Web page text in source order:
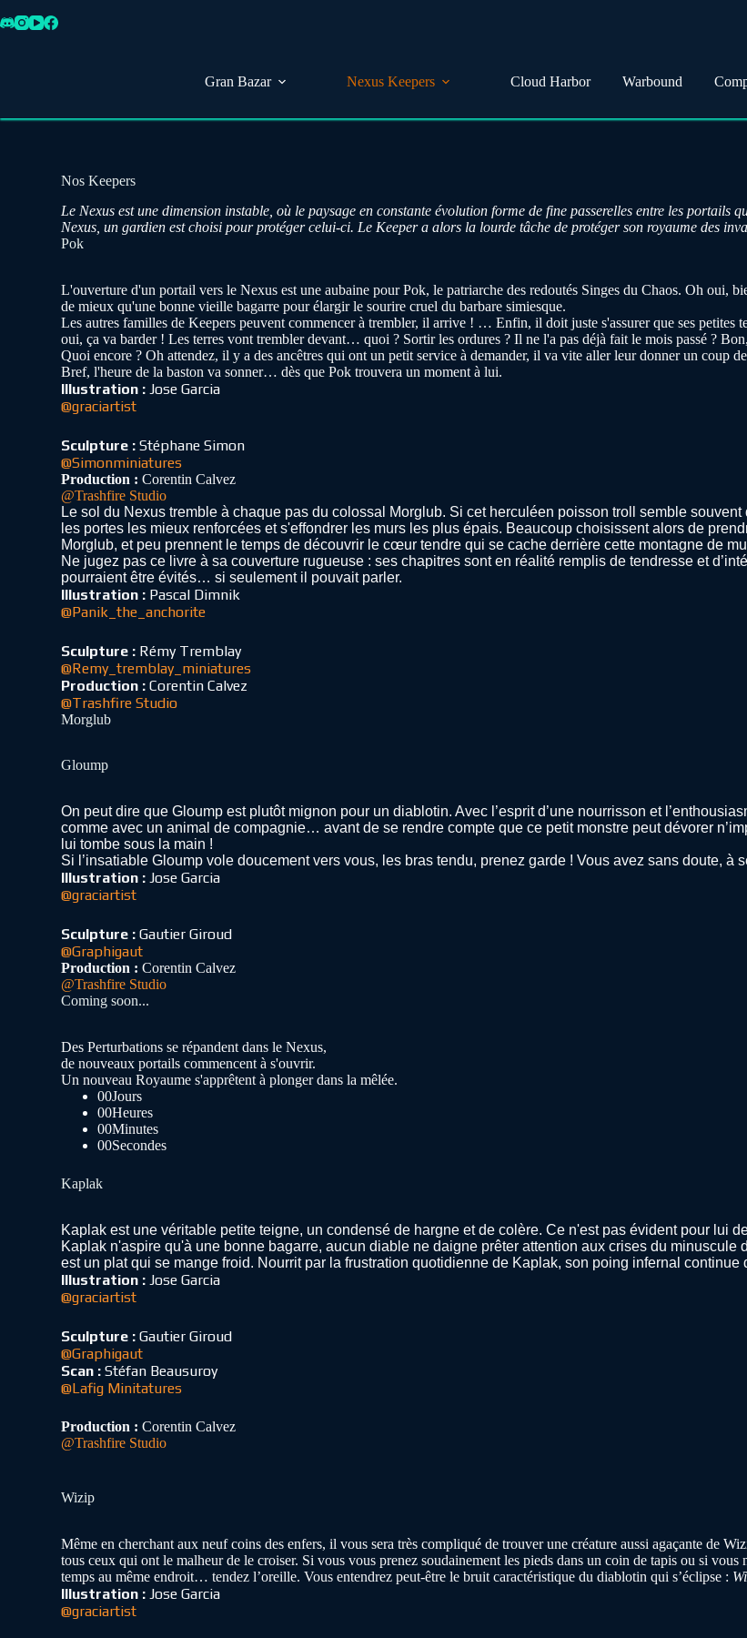
au
Gran Bazar Nexus Keepers Cloud Harbor Warbound
Nos Keepers
Le Nexus est une dimension instable, où le paysage en constante évolution forme de fine passerelles entre les
Nexus, un gardien est choisi pour protéger celui-ci. Le Keeper a alors la lourde tâche de protéger son royaume des
Pok
L'ouverture d'un portail vers le Nexus est une aubaine pour Pok, le patriarche des redoutés Singes du Chaos. Oh oui,
de mieux qu'une bonne vieille bagarre pour élargir le sourire cruel du barbare simiesque.
Les autres familles de Keepers peuvent commencer à trembler, il arrive ! … Enfin, il doit juste s'assurer que ses petites
oui,ça va barder ! Les terres vont trembler devant… quoi ? Sortir les ordures ? Il ne l'a pas déjà fait le mois passé ?
Quoi encore ? Oh attendez, il y a des ancêtres qui ont un petit service à demander, il va vite aller leur donner un coup
Bref, l'heure de la baston va sonner… dès que Pok trouvera un moment à lui.
Illustration : Jose Garcia
@graciartist
Sculpture : Stéphane Simon
@Simonminiatures
Production : Corentin Calvez
@Trashfire Studio
Le sol du Nexus tremble à chaque pas du colossal Morglub. Si cet herculéen poisson troll semble
les portes les mieux renforcées et s'effondrer les murs les plus épais. Beaucoup choisissent alors de
Morglub, et peu prennent le temps de découvrir le cœur tendre qui se cache derrière cette montagne de
Ne jugez pas ce livre à sa couverture rugueuse : ses chapitres sont en réalité remplis de tendresse et
pourraient être évités… si seulement il pouvait parler.
Illustration : Pascal Dimnik
@Panik_the_anchorite
Sculpture : Rémy Tremblay
@Remy_tremblay_miniatures
Production : Corentin Calvez
@Trashfire Studio
Morglub
Gloump
On peut dire que Gloump est plutôt mignon pour un diablotin. Avec l’esprit d’une nourrisson et
comme avec un animal de compagnie… avant de se rendre compte que ce petit monstre peut dévorer
lui tombe sous la main !
Si l’insatiable Gloump vole doucement vers vous, les bras tendu, prenez garde ! Vous avez sans doute, à
Illustration : Jose Garcia
@graciartist
Sculpture : Gautier Giroud
@Graphigaut
Production : Corentin Calvez
@Trashfire Studio
Coming soon...
Des Perturbations se répandent dans le Nexus,
de nouveaux portails commencent à s'ouvrir.
Un nouveau Royaume s'apprêtent à plonger dans la mêlée.
00Jours
00Heures
00Minutes
00Secondes
Kaplak
Kaplak est une véritable petite teigne, un condensé de hargne et de colère. Ce n'est pas évident pour lui
Kaplak n'aspire qu'à une bonne bagarre, aucun diable ne daigne prêter attention aux crises du
est un plat qui se mange froid. Nourrit par la frustration quotidienne de Kaplak, son poing infernal
Illustration : Jose Garcia
@graciartist
Sculpture : Gautier Giroud
@Graphigaut
Scan : Stéfan Beausuroy
@Lafig Minitatures
Production : Corentin Calvez
@Trashfire Studio
Wizip
Même en cherchant aux neuf coins des enfers, il vous sera très compliqué de trouver une créature aussi agaçante de
tous ceux qui ont le malheur de le croiser. Si vous vous prenez soudainement les pieds dans un coin de tapis ou si
temps au même endroit… tendez l’oreille. Vous entendrez peut-être le bruit caractéristique du diablotin qui s’éclipse :
Illustration : Jose Garcia
@graciartist